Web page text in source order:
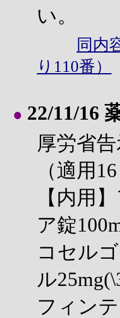
い。
同内
り110番）
● 22/11/16
厚労省
（適用16
【内用
ア錠
コセル
ル
フィン